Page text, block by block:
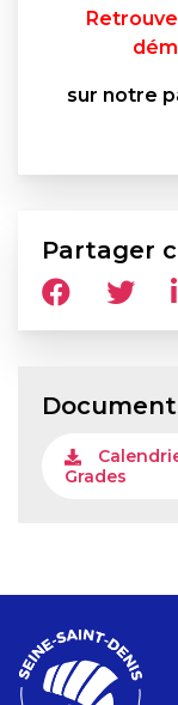
sur notre
Partager
Grades